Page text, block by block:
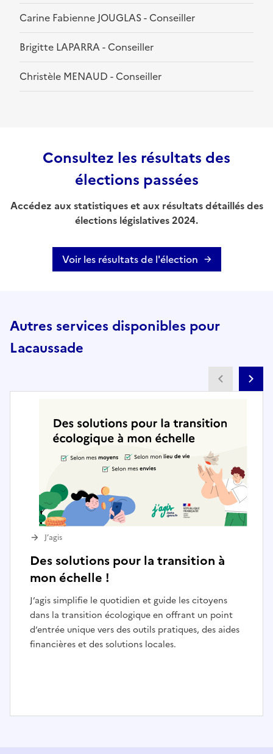
Carine Fabienne JOUGLAS - Conseiller
Brigitte LAPARRA - Conseiller
Christèle MENAUD - Conseiller
Consultez les résultats des
élections passées
Accédez aux statistiques et aux résultats détaillés des
élections législatives 2024.
Voir les résultats de l'élection
Autres services disponibles pour
Lacaussade
Des solutions pour la transition à
mon échelle !
J’agis simplifie le quotidien et guide les citoyens
dans la transition écologique en offrant un point
d’entrée unique vers des outils pratiques, des aides
financières et des solutions locales.
J’agis